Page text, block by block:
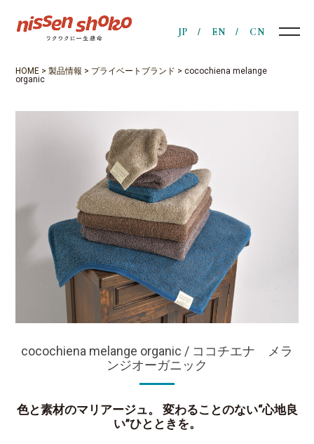
JP EN CN
HOME >製品情報 > プライベートブランド >cocochiena melange
organic
cocochiena melange organic / ココチエナ メラ
ンジオーガニック
色と素材のマリアージュ。 変わることのない“心地良
い”ひとときを。